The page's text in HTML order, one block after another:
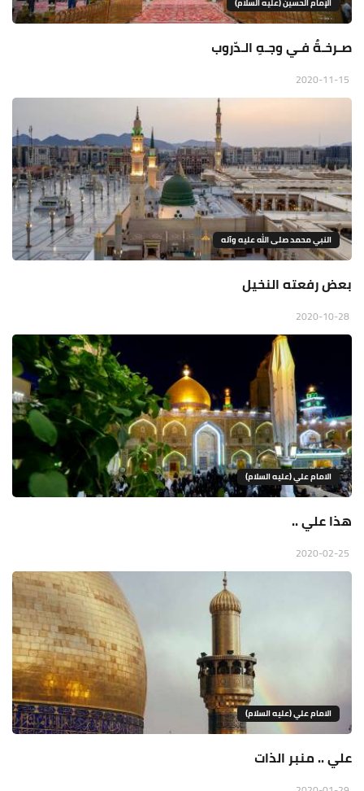
صـرخـةٌ فـي وجـهِ الـدّروب
النبي محمد صلى الله عليه وآله
بعض رفعته النخيل
الامام علي (عليه السلام)
هذا علي ..
الامام علي (عليه السلام)
علي .. منبر الذات